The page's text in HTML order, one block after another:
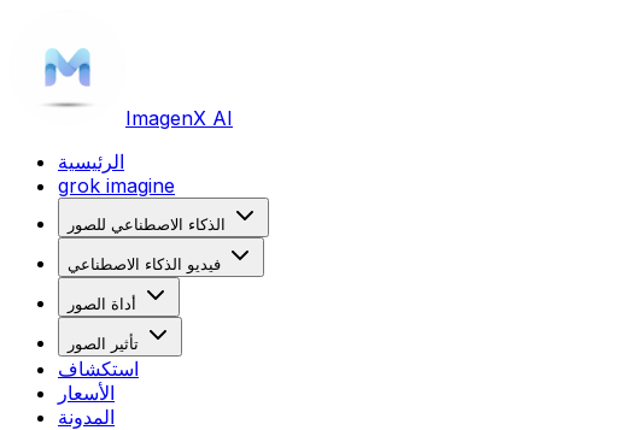
ImagenX AI
الرئيسية
grok imagine
الذكاء الاصطناعي للصور
فيديو الذكاء الاصطناعي
أداة الصور
تأثير الصور
استكشاف
الأسعار
المدونة